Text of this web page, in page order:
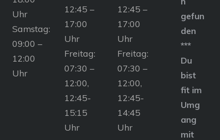
Uhr
Samstag:
09:00 –
12:00
Uhr
12:45 –
17:00
Uhr
Freitag:
07:30 –
12:00,
12:45-
15:15
Uhr
12:45 –
17:00
Uhr
Freitag:
07:30 –
12:00,
12:45-
14:45
Uhr
gefun
den
***
Du
bist
fit im
Umg
ang
mit